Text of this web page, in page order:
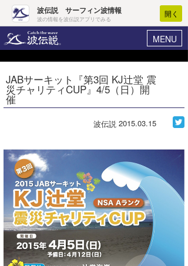
波伝説 サーフィン波情報
波の情報を波伝説アプリでみる
開く
MENU
ヘルプ マイホーム
ログイン
WAVE HUNTER
気象情報
ニュース
サーフィンエリアガイド
会員メニュー
JABサーキット『第3回 KJ辻堂 震
災チャリティCUP』4/5（日）開
催
波伝説 2015.03.15
Core Surf Japan
ファッション/グッズ
アート＆エンタメ
コラム
トラベル
ショップ情報
ショップ情報
ウラナミ